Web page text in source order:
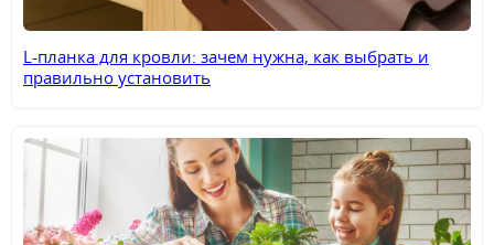
L-планка для кровли: зачем нужна, как выбрать и
правильно установить